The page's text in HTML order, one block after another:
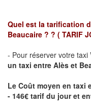
Quel est la tarification
Beaucaire ? ? ( TARIF
- Pour réserver votre taxi
un taxi entre Alès et
Le Coût moyen en taxi
- 146€ tarif du jour et